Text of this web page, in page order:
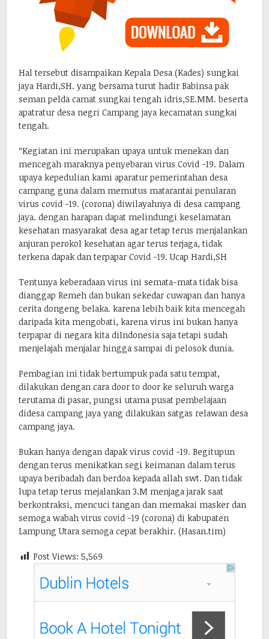
Hal tersebut disampaikan Kepala Desa (Kades) sungkai
jaya Hardi,SH. yang bersama turut hadir Babinsa pak
seman pelda camat sungkai tengah idris,SE.MM. beserta
apatratur desa negri Campang jaya kecamatan sungkai
tengah.
“Kegiatan ini merupakan upaya untuk menekan dan
mencegah maraknya penyebaran virus Covid -19. Dalam
upaya kepedulian kami aparatur pemerintahan desa
campang guna dalam memutus matarantai penularan
virus covid -19. (corona) diwilayahnya di desa campang
jaya. dengan harapan dapat melindungi keselamatan
kesehatan masyarakat desa agar tetap terus menjalankan
anjuran perokol kesehatan agar terus terjaga, tidak
terkena dapak dan terpapar Covid -19. Ucap Hardi,SH
Tentunya keberadaan virus ini semata-mata tidak bisa
dianggap Remeh dan bukan sekedar cuwapan dan hanya
cerita dongeng belaka. karena lebih baik kita mencegah
daripada kita mengobati, karena virus ini bukan hanya
terpapar di negara kita diIndonesia saja tetapi sudah
menjelajah menjalar hingga sampai di pelosok dunia.
Pembagian ini tidak bertumpuk pada satu tempat,
dilakukan dengan cara door to door ke seluruh warga
terutama di pasar, pungsi utama pusat pembelajaan
didesa campang jaya yang dilakukan satgas relawan desa
campang jaya.
Bukan hanya dengan dapak virus covid -19. Begitupun
dengan terus menikatkan segi keimanan dalam terus
upaya beribadah dan berdoa kepada allah swt. Dan tidak
lupa tetap terus mejalankan 3.M menjaga jarak saat
berkontraksi, mencuci tangan dan memakai masker dan
semoga wabah virus covid -19 (corona) di kabupaten
Lampung Utara semoga cepat berakhir. (Hasan.tim)
Post Views: 5,569